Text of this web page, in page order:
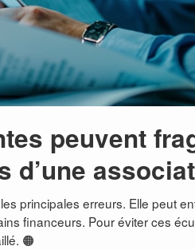
peuvent
d’une
principales erreurs. Elle peut
financeurs. Pour éviter ces
🟠